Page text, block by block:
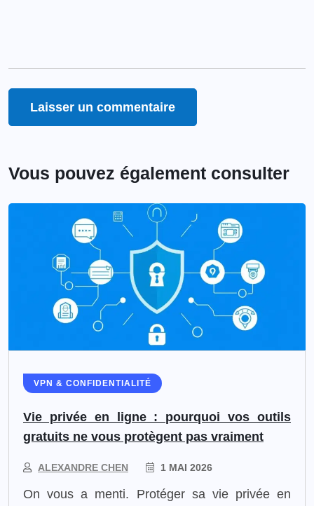
Vous pouvez également consulter
VPN & CONFIDENTIALITÉ
Vie privée en ligne : pourquoi vos outils
gratuits ne vous protègent pas vraiment
ALEXANDRE CHEN 1 MAI 2026
On vous a menti. Protéger sa vie privée en